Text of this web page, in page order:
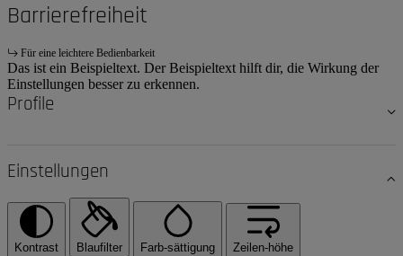
Barrierefreiheit
Für eine leichtere Bedienbarkeit
Das ist ein Beispieltext. Der Beispieltext hilft dir, die Wirkung der
Einstellungen besser zu erkennen.
Profile
Einstellungen
Kontrast Blaufilter Farb-sättigung Zeilen-höhe